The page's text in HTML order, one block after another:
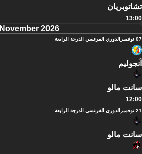
تشاتوبريان
13:00
November 2026
07 نوفمبر الدوري الفرنسي الدرجة الرابعة
آنجوليم
سانت مالو
12:00
21 نوفمبر الدوري الفرنسي الدرجة الرابعة
سانت مالو